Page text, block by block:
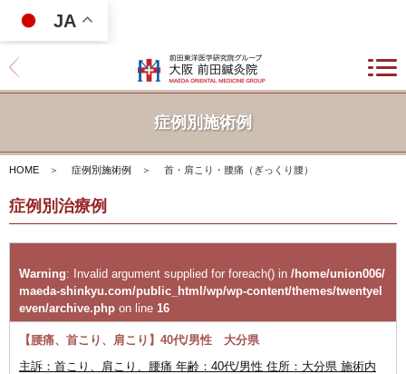
JA
症例別施術例
HOME ＞ 症例別施術例 ＞ 首・肩こり・腰痛（ぎっくり腰）
症例別治療例
Warning: Invalid argument supplied for foreach() in /home/union006/
maeda-shinkyu.com/public_html/wp/wp-content/themes/twentyel
even/archive.php on line 16
【腰痛、首こり、肩こり】40代/男性 大分県
主訴：首こり、肩こり、腰痛 年齢：40代/男性 住所：大分県 施術内